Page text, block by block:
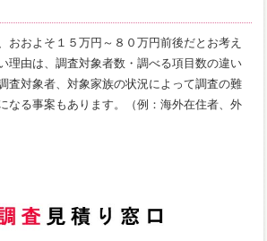
おおよそ１５万円～８０万円前後だとお考え
理由は、調査対象者数・調べる項目数の違い
査対象者、対象家族の状況によって調査の難
なる事案もあります。（例：海外在住者、外